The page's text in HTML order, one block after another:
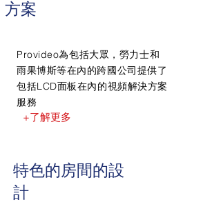
方案
Provideo為包括大眾，勞力士和
雨果博斯等在內的跨國公司提供了
包括LCD面板在內的視頻解決方案
服務
+了解更多
特色的房間的設
計